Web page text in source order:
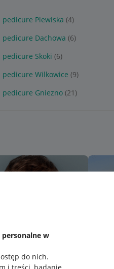
w
do nich.
Plewiska (4)
Dachowa (6)
Skoki (6)
Wilkowice (9)
Gniezno (21)